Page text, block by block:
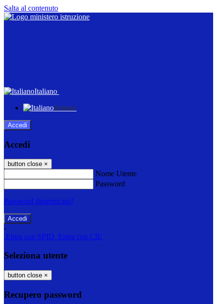
Salta al contenuto
Italiano
Italiano
Accedi
Accedi
button close ×
Nome Utente
Password
Password dimenticata?
-
Entra con SPID Entra con CIE
Seleziona utente
button close ×
Recupero password